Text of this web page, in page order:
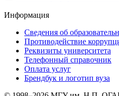
Информация
Сведения об
Противодействие
Реквизиты университета
Телефонный справочник
Оплата услуг
Брендбук и логотип вуза